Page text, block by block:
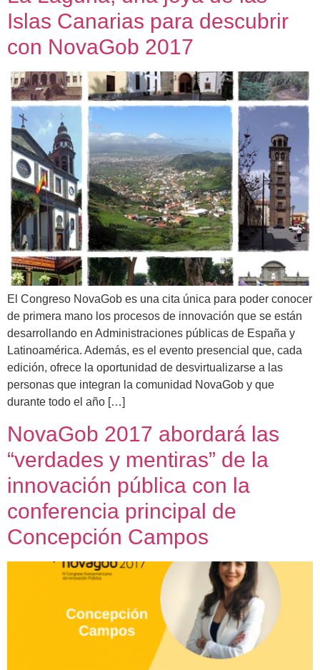
Islas Canarias para descubrir
con NovaGob 2017
El Congreso NovaGob es una cita única para poder conocer
de primera mano los procesos de innovación que se están
desarrollando en Administraciones públicas de España y
Latinoamérica. Además, es el evento presencial que, cada
edición, ofrece la oportunidad de desvirtualizarse a las
personas que integran la comunidad NovaGob y que
durante todo el año […]
NovaGob 2017 abordará las
“verdades y mentiras” de la
innovación pública con la
conferencia principal de
Concepción Campos